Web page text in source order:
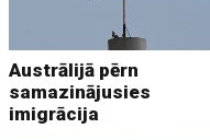
Austrālijā pērn
samazinājusies
imigrācija